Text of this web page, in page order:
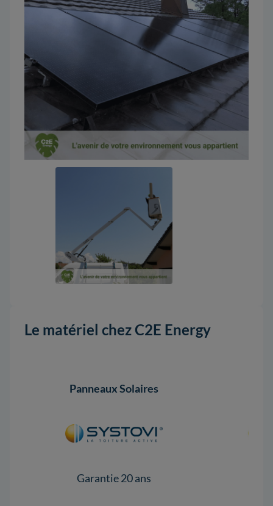
Le matériel chez C2E Energy
Panneaux Solaires
Garantie 20 ans